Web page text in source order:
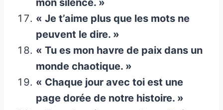
« Je t’aime plus que les mots ne
peuvent le dire. »
« Tu es mon havre de paix dans un
monde chaotique. »
« Chaque jour avec toi est une
page dorée de notre histoire. »